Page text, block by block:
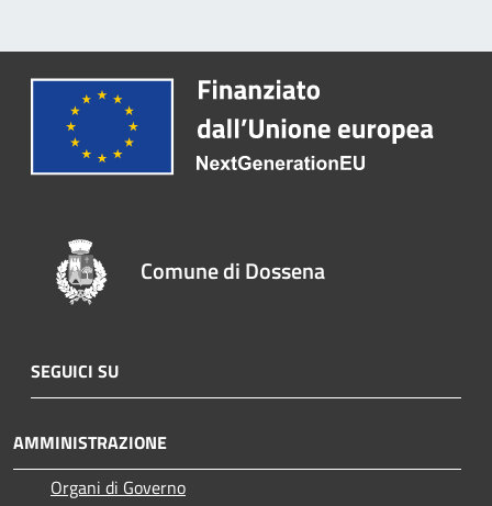
Comune di Dossena
SEGUICI SU
AMMINISTRAZIONE
Organi di Governo